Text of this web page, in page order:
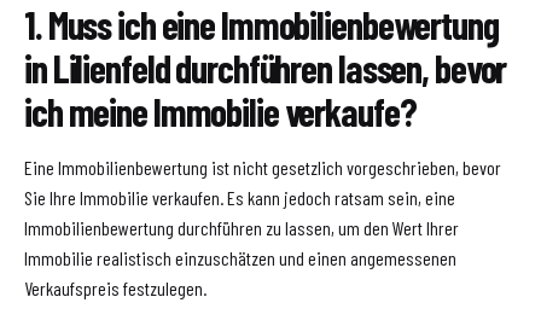
1. Muss ich eine Immobilienbewertung
in Lilienfeld durchführen lassen, bevor
ich meine Immobilie verkaufe?
Eine Immobilienbewertung ist nicht gesetzlich vorgeschrieben, bevor
Sie Ihre Immobilie verkaufen. Es kann jedoch ratsam sein, eine
Immobilienbewertung durchführen zu lassen, um den Wert Ihrer
Immobilie realistisch einzuschätzen und einen angemessenen
Verkaufspreis festzulegen.